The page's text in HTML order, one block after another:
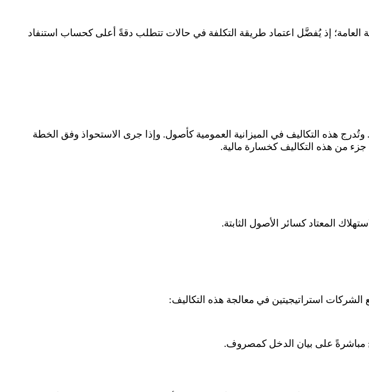
العامة؛ إذ يُفضَّل اعتماد طريقة التكلفة في حالات تتطلب دقةً أعلى كحساب استنفاد
هذه التكاليف في الميزانية العمومية كأصول. وإذا جرى الاستحواذ وفق الخطة
من هذه التكاليف كخسارة مالية.
المعتاد كسائر الأصول الثابتة.
الشركات استراتيجيتين في معالجة هذه التكاليف:
مباشرةً على بيان الدخل كمصروف.